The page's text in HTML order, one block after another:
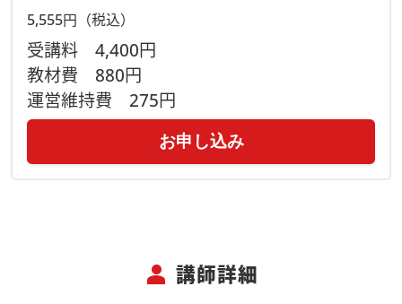
レッスン日程が合わない場合や当日欠席した場合でも、見逃し
配信でご視聴できます
（質問の受付はできかねますのでご了承ください）
アーカイブ視聴方法や視聴用ページのURLは、Zoomウェビナ
ーのURLをメールでお送りする際にお知らせいたします
（講座当日の夕方～翌日にはアーカイブをUPいたします）
＜視聴期間は2026年6月12日(金)迄＞
5,555円（税込）
受講料 4,400円
教材費 880円
運営維持費 275円
お申し込み
person 講師詳細